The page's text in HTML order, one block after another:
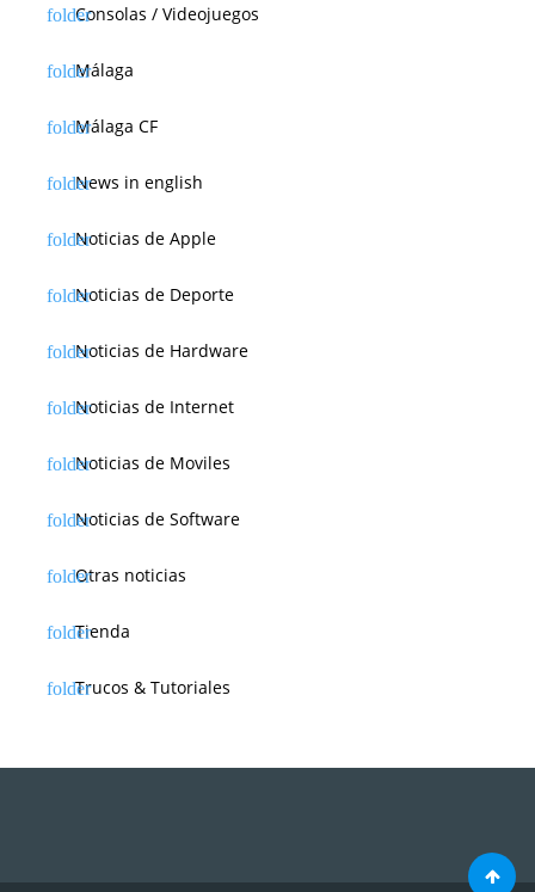
Consolas / Videojuegos
Málaga
Málaga CF
News in english
Noticias de Apple
Noticias de Deporte
Noticias de Hardware
Noticias de Internet
Noticias de Moviles
Noticias de Software
Otras noticias
Tienda
Trucos & Tutoriales